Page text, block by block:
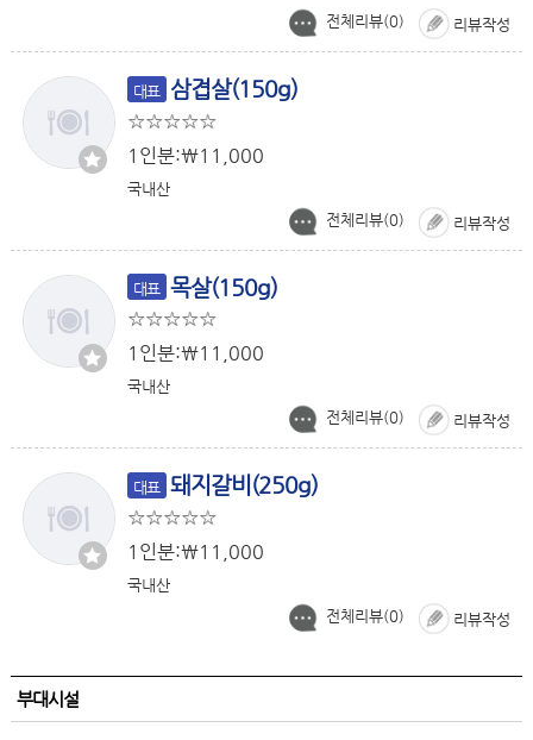
리뷰작성
전체리뷰(0)
대표 삼겹살(150g)
1인분:￦11,000
국내산
리뷰작성
전체리뷰(0)
대표 목살(150g)
1인분:￦11,000
국내산
리뷰작성
전체리뷰(0)
대표 돼지갈비(250g)
1인분:￦11,000
국내산
리뷰작성
전체리뷰(0)
부대시설